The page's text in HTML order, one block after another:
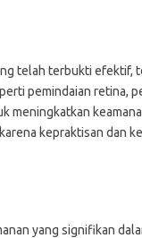
telah terbukti efektif,
pemindaian retina,
meningkatkan
kepraktisan dan
yang signifikan